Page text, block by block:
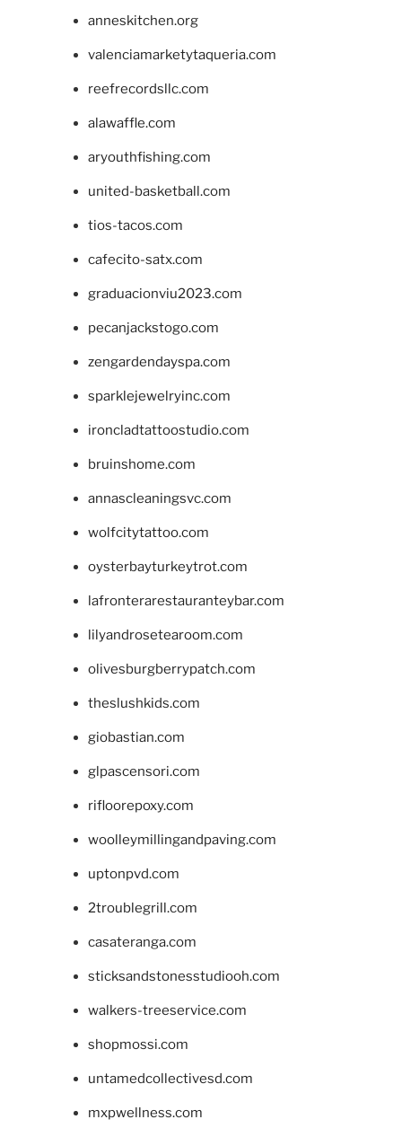
anneskitchen.org
valenciamarketytaqueria.com
reefrecordsllc.com
alawaffle.com
aryouthfishing.com
united-basketball.com
tios-tacos.com
cafecito-satx.com
graduacionviu2023.com
pecanjackstogo.com
zengardendayspa.com
sparklejewelryinc.com
ironcladtattoostudio.com
bruinshome.com
annascleaningsvc.com
wolfcitytattoo.com
oysterbayturkeytrot.com
lafronterarestauranteybar.com
lilyandrosetearoom.com
olivesburgberrypatch.com
theslushkids.com
giobastian.com
glpascensori.com
rifloorepoxy.com
woolleymillingandpaving.com
uptonpvd.com
2troublegrill.com
casateranga.com
sticksandstonesstudiooh.com
walkers-treeservice.com
shopmossi.com
untamedcollectivesd.com
mxpwellness.com